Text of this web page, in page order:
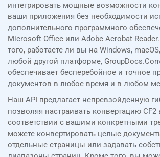
интегрировать мощные возможности
ваши приложения без необходимости
дополнительного программного
Microsoft Office или Adobe Acrobat
того, работаете ли вы на Windows,
любой другой платформе,
обеспечивает бесперебойное и точное
документов в любое время и в любом
Наш API предлагает непревзойденную
позволяя настраивать конвертацию CF2
соответствии с вашими конкретными
можете конвертировать целые
отдельные страницы или задавать